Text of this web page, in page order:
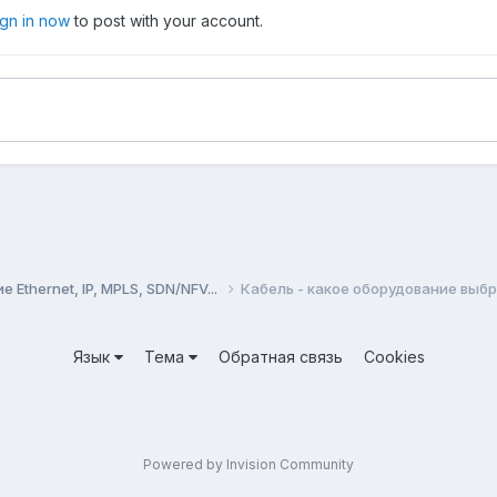
in nowto post with your account.
IP, MPLS, SDN/NFV... Кабель - какое оборудование
Язык Тема Обратная связь Cookies
Powered by Invision Community